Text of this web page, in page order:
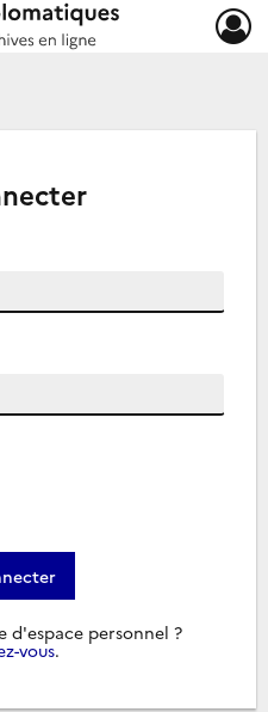
d'espace personnel ?
vous.